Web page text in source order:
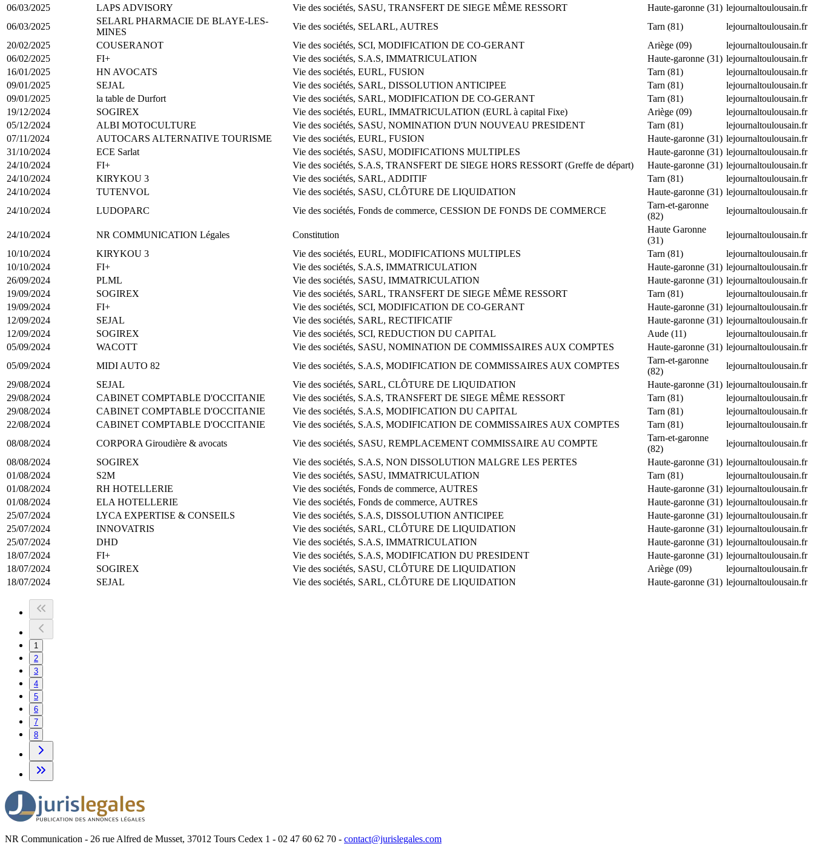
06/03/2025
LAPS ADVISORY Vie des sociétés, SASU, TRANSFERT DE SIEGE MÊME RESSORT Haute-garonne (31) lejournaltoulousain.fr
06/03/2025
SELARL PHARMACIE DE BLAYE-LES-
MINES
Vie des sociétés, SELARL, AUTRES Tarn (81)
lejournaltoulousain.fr
20/02/2025
COUSERANOT Vie des sociétés, SCI, MODIFICATION DE CO-GERANT Ariège (09)
lejournaltoulousain.fr
06/02/2025
FI+ Vie des sociétés, S.A.S, IMMATRICULATION Haute-garonne (31) lejournaltoulousain.fr
16/01/2025
HN AVOCATS Vie des sociétés, EURL, FUSION Tarn (81)
lejournaltoulousain.fr
09/01/2025
SEJAL Vie des sociétés, SARL, DISSOLUTION ANTICIPEE Tarn (81)
lejournaltoulousain.fr
09/01/2025
la table de Durfort Vie des sociétés, SARL, MODIFICATION DE CO-GERANT Tarn (81)
lejournaltoulousain.fr
19/12/2024
SOGIREX Vie des sociétés, EURL, IMMATRICULATION (EURL à capital Fixe) Ariège (09)
lejournaltoulousain.fr
05/12/2024
ALBI MOTOCULTURE Vie des sociétés, SASU, NOMINATION D'UN NOUVEAU PRESIDENT Tarn (81)
lejournaltoulousain.fr
07/11/2024
AUTOCARS ALTERNATIVE TOURISME Vie des sociétés, EURL, FUSION Haute-garonne (31) lejournaltoulousain.fr
31/10/2024
ECE Sarlat Vie des sociétés, SASU, MODIFICATIONS MULTIPLES Haute-garonne (31) lejournaltoulousain.fr
24/10/2024
FI+ Vie des sociétés, S.A.S, TRANSFERT DE SIEGE HORS RESSORT (Greffe de départ) Haute-garonne (31) lejournaltoulousain.fr
24/10/2024
KIRYKOU 3 Vie des sociétés, SARL, ADDITIF Tarn (81)
lejournaltoulousain.fr
24/10/2024
TUTENVOL Vie des sociétés, SASU, CLÔTURE DE LIQUIDATION Haute-garonne (31) lejournaltoulousain.fr
24/10/2024
LUDOPARC Vie des sociétés, Fonds de commerce, CESSION DE FONDS DE COMMERCE
Tarn-et-garonne
(82)
lejournaltoulousain.fr
24/10/2024 NR COMMUNICATION Légales Constitution
Haute Garonne
(31)
lejournaltoulousain.fr
10/10/2024
KIRYKOU 3 Vie des sociétés, EURL, MODIFICATIONS MULTIPLES Tarn (81)
lejournaltoulousain.fr
10/10/2024
FI+ Vie des sociétés, S.A.S, IMMATRICULATION Haute-garonne (31) lejournaltoulousain.fr
26/09/2024
PLML Vie des sociétés, SASU, IMMATRICULATION Haute-garonne (31) lejournaltoulousain.fr
19/09/2024
SOGIREX Vie des sociétés, SARL, TRANSFERT DE SIEGE MÊME RESSORT Tarn (81)
lejournaltoulousain.fr
19/09/2024
FI+ Vie des sociétés, SCI, MODIFICATION DE CO-GERANT Haute-garonne (31) lejournaltoulousain.fr
12/09/2024
SEJAL Vie des sociétés, SARL, RECTIFICATIF Haute-garonne (31) lejournaltoulousain.fr
12/09/2024
SOGIREX Vie des sociétés, SCI, REDUCTION DU CAPITAL Aude (11)
lejournaltoulousain.fr
05/09/2024
WACOTT Vie des sociétés, SASU, NOMINATION DE COMMISSAIRES AUX COMPTES Haute-garonne (31) lejournaltoulousain.fr
05/09/2024
MIDI AUTO 82 Vie des sociétés, S.A.S, MODIFICATION DE COMMISSAIRES AUX COMPTES
Tarn-et-garonne
(82)
lejournaltoulousain.fr
29/08/2024
SEJAL Vie des sociétés, SARL, CLÔTURE DE LIQUIDATION Haute-garonne (31) lejournaltoulousain.fr
29/08/2024
CABINET COMPTABLE D'OCCITANIE Vie des sociétés, S.A.S, TRANSFERT DE SIEGE MÊME RESSORT Tarn (81)
lejournaltoulousain.fr
29/08/2024
CABINET COMPTABLE D'OCCITANIE Vie des sociétés, S.A.S, MODIFICATION DU CAPITAL Tarn (81)
lejournaltoulousain.fr
22/08/2024
CABINET COMPTABLE D'OCCITANIE Vie des sociétés, S.A.S, MODIFICATION DE COMMISSAIRES AUX COMPTES Tarn (81)
lejournaltoulousain.fr
08/08/2024
CORPORA Giroudière & avocats Vie des sociétés, SASU, REMPLACEMENT COMMISSAIRE AU COMPTE
Tarn-et-garonne
(82)
lejournaltoulousain.fr
08/08/2024
SOGIREX Vie des sociétés, S.A.S, NON DISSOLUTION MALGRE LES PERTES Haute-garonne (31) lejournaltoulousain.fr
01/08/2024
S2M Vie des sociétés, SASU, IMMATRICULATION Tarn (81)
lejournaltoulousain.fr
01/08/2024
RH HOTELLERIE Vie des sociétés, Fonds de commerce, AUTRES Haute-garonne (31) lejournaltoulousain.fr
01/08/2024
ELA HOTELLERIE Vie des sociétés, Fonds de commerce, AUTRES Haute-garonne (31) lejournaltoulousain.fr
25/07/2024
LYCA EXPERTISE & CONSEILS Vie des sociétés, S.A.S, DISSOLUTION ANTICIPEE Haute-garonne (31) lejournaltoulousain.fr
25/07/2024
INNOVATRIS Vie des sociétés, SARL, CLÔTURE DE LIQUIDATION Haute-garonne (31) lejournaltoulousain.fr
25/07/2024
DHD Vie des sociétés, S.A.S, IMMATRICULATION Haute-garonne (31) lejournaltoulousain.fr
18/07/2024
FI+ Vie des sociétés, S.A.S, MODIFICATION DU PRESIDENT Haute-garonne (31) lejournaltoulousain.fr
18/07/2024
SOGIREX Vie des sociétés, SASU, CLÔTURE DE LIQUIDATION Ariège (09)
lejournaltoulousain.fr
18/07/2024
SEJAL Vie des sociétés, SARL, CLÔTURE DE LIQUIDATION Haute-garonne (31) lejournaltoulousain.fr
1
2
3
4
5
6
7
8
NR Communication - 26 rue Alfred de Musset, 37012 Tours Cedex 1 - 02 47 60 62 70 - contact@jurislegales.com